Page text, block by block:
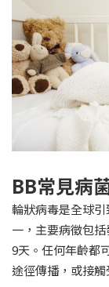
BB常見病
輪狀病毒是全球
一，主要病徵包
9天。任何年齡都
途徑傳播，或接